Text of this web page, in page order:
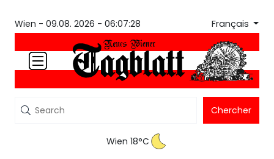
Wien - 09.08. 2026 - 06:07:29 Français
Chercher
Wien 18°C